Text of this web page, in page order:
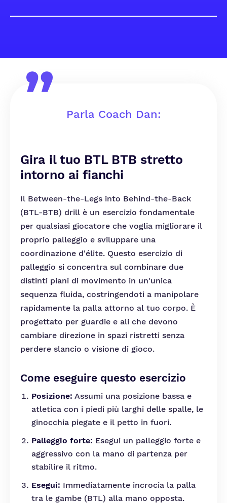
Parla Coach Dan:
Gira il tuo BTL BTB stretto
intorno ai fianchi
Il Between-the-Legs into Behind-the-Back
(BTL-BTB) drill è un esercizio fondamentale
per qualsiasi giocatore che voglia migliorare il
proprio palleggio e sviluppare una
coordinazione d'élite. Questo esercizio di
palleggio si concentra sul combinare due
distinti piani di movimento in un'unica
sequenza fluida, costringendoti a manipolare
rapidamente la palla attorno al tuo corpo. È
progettato per guardie e ali che devono
cambiare direzione in spazi ristretti senza
perdere slancio o visione di gioco.
Come eseguire questo esercizio
Posizione: Assumi una posizione bassa e
atletica con i piedi più larghi delle spalle, le
ginocchia piegate e il petto in fuori.
Palleggio forte: Esegui un palleggio forte e
aggressivo con la mano di partenza per
stabilire il ritmo.
Esegui: Immediatamente incrocia la palla
tra le gambe (BTL) alla mano opposta.